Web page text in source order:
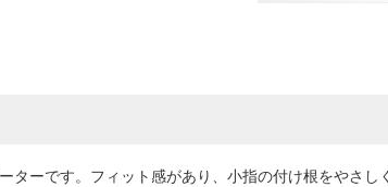
ターです。フィット感があり、小指の付け根をやさ